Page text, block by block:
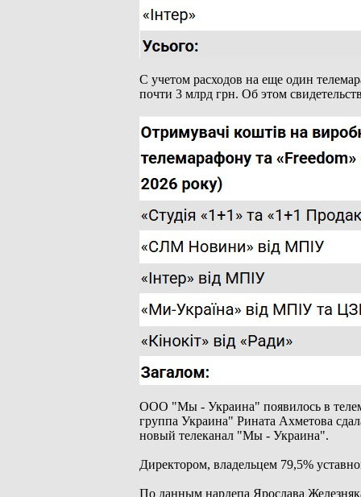
С учетом расходов на еще один
почти 3 млрд грн. Об этом
ООО "Мы - Украина" появилось в
группа Украина" Рината Ахметова
новый телеканал "Мы - Украина".
Директором, владельцем 79,5%
По данным нардепа Ярослава